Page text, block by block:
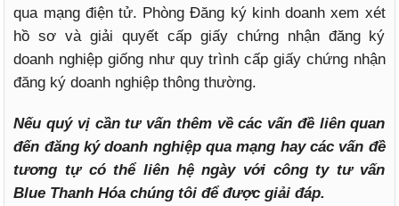
qua mạng điện tử. Phòng Đăng ký kinh doanh xem xét
hồ sơ và giải quyết cấp giấy chứng nhận đăng ký
doanh nghiệp giống như quy trình cấp giấy chứng nhận
đăng ký doanh nghiệp thông thường.
Nếu quý vị cần tư vấn thêm về các vấn đề liên quan
đến đăng ký doanh nghiệp qua mạng hay các vấn đề
tương tự có thể liên hệ ngày với công ty tư vấn
Blue Thanh Hóa chúng tôi để được giải đáp.